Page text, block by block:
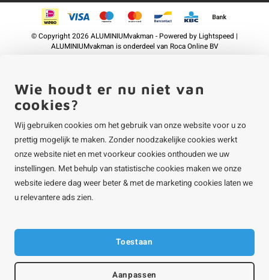
©Copyright2026 ALUMINIUMvakman - Powered by Lightspeed |
ALUMINIUMvakman is onderdeel van Roca Online BV
Wie houdt er nu niet van
cookies?
Wij gebruiken cookies om het gebruik van onze website voor u zo
prettig mogelijk te maken. Zonder noodzakelijke cookies werkt
onze website niet en met voorkeur cookies onthouden we uw
instellingen. Met behulp van statistische cookies maken we onze
website iedere dag weer beter & met de marketing cookies laten we
u relevantere ads zien.
Toestaan
Aanpassen